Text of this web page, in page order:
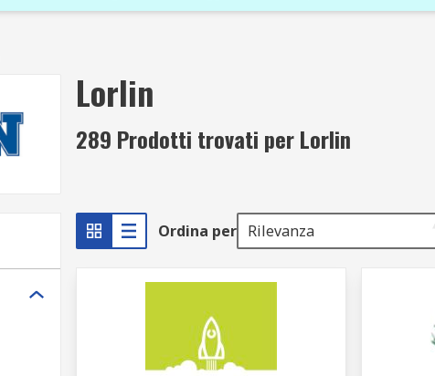
Lorlin
289 Prodotti trovati per Lorlin
Ordina per Rilevanza